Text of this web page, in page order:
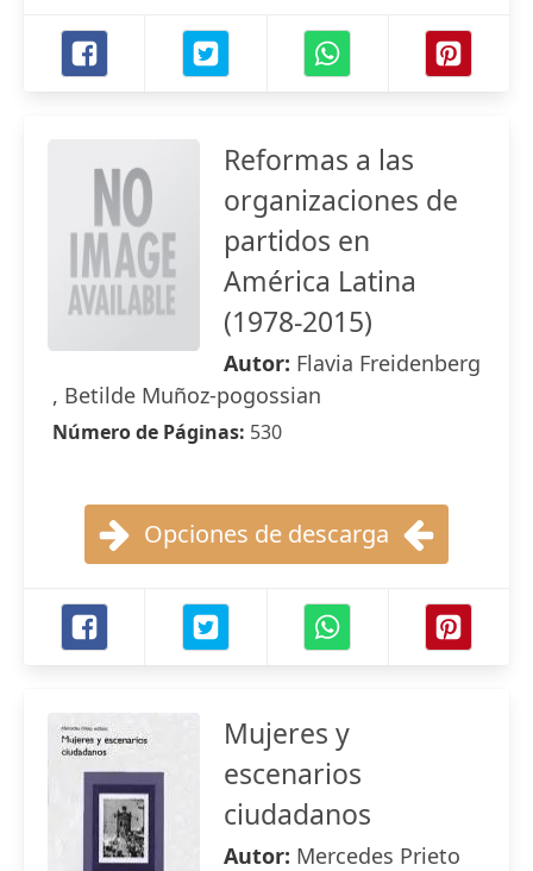
Reformas a las
organizaciones de
partidos en
América Latina
(1978-2015)
Autor: Flavia Freidenberg
, Betilde Muñoz-pogossian
Número de Páginas: 530
Opciones de descarga
Mujeres y
escenarios
ciudadanos
Autor: Mercedes Prieto